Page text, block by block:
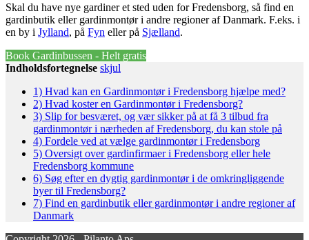
Skal du have nye gardiner et sted uden for Fredensborg, så find en
gardinbutik eller gardinmontør i andre regioner af Danmark. F.eks. i
en by i Jylland, på Fyn eller på Sjælland.
Book Gardinbussen - Helt gratis
Indholdsfortegnelse skjul
1) Hvad kan en Gardinmontør i Fredensborg hjælpe med?
2) Hvad koster en Gardinmontør i Fredensborg?
3) Slip for besværet, og vær sikker på at få 3 tilbud fra
gardinmontør i nærheden af Fredensborg, du kan stole på
4) Fordele ved at vælge gardinmontør i Fredensborg
5) Oversigt over gardinfirmaer i Fredensborg eller hele
Fredensborg kommune
6) Søg efter en dygtig gardinmontør i de omkringliggende
byer til Fredensborg?
7) Find en gardinbutik eller gardinmontør i andre regioner af
Danmark